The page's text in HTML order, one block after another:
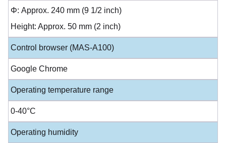
Φ: Approx. 240 mm (9 1/2 inch)
Height: Approx. 50 mm (2 inch)
Control browser (MAS-A100)
Google Chrome
Operating temperature range
0-40°C
Operating humidity